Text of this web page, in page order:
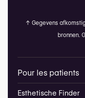
↑ Gegevens
bronnen.
Pour les patients
Esthetische Finder